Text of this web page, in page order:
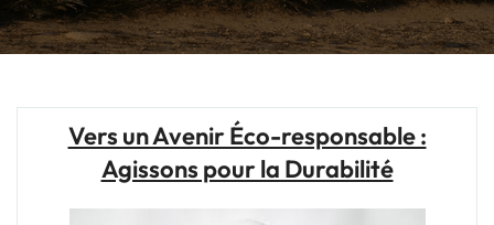
Vers un Avenir Éco-responsable :
Agissons pour la Durabilité